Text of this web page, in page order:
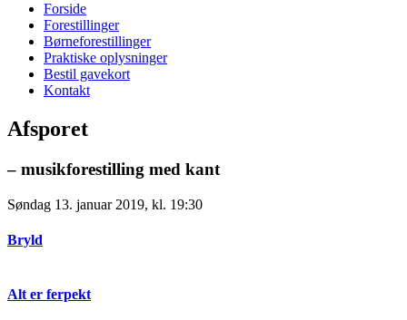
Forside
Forestillinger
Børneforestillinger
Praktiske oplysninger
Bestil gavekort
Kontakt
Afsporet
– musikforestilling med kant
Søndag 13. januar 2019, kl. 19:30
Bryld
Alt er ferpekt